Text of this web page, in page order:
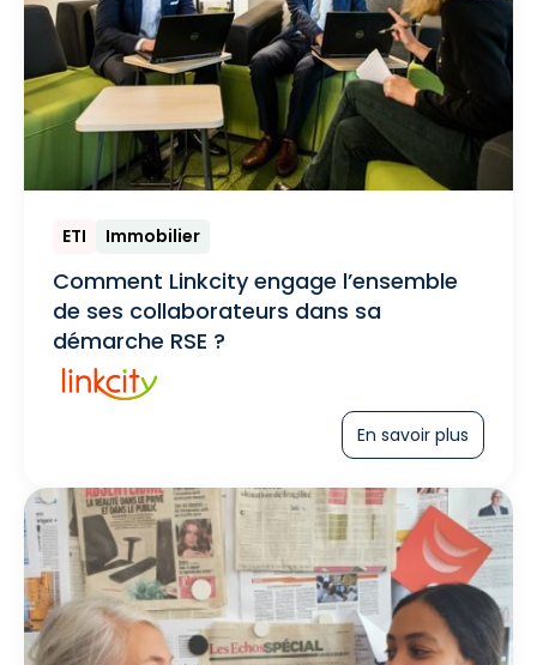
ETI Immobilier
Comment Linkcity engage l’ensemble
de ses collaborateurs dans sa
démarche RSE ?
En savoir plus